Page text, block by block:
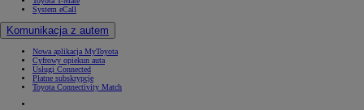
System eCall
Komunikacja z autem
Nowa aplikacja MyToyota
Cyfrowy opiekun auta
Usługi Connected
Płatne subskrypcje
Toyota Connectivity Match